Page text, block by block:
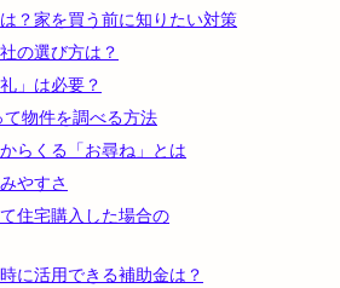
？家を買う前に知りたい対策
の選び方は？
」は必要？
物件を調べる方法
らくる「お尋ね」とは
やすさ
住宅購入した場合の
に活用できる補助金は？